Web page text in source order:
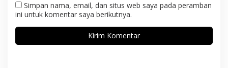
Simpan nama, email, dan situs web saya pada peramban
ini untuk komentar saya berikutnya.